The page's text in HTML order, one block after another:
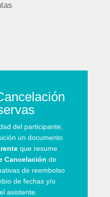
del participante,
un documento
que resume
Cancelaciónde
de reembolso
de fechas y/o
asistente.